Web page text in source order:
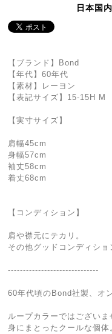
日本国
【ブランド】Bond
【年代】60年代
【素材】レーヨン
【表記サイズ】15-15H M
【実寸サイズ】
肩幅45cm
身幅57cm
袖丈58cm
着丈68cm
【コンディション】
肩や襟元にテカリ。
その他グッドコンディショ
------------------------------
60年代頃のBond社製、オ
ループカラーではござい
身にまとったクールな個体